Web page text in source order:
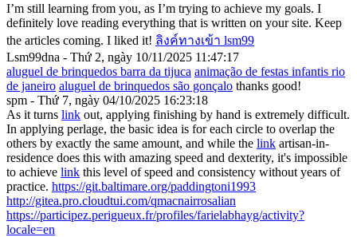
I’m still learning from you, as I’m trying to achieve my goals. I
definitely love reading everything that is written on your site. Keep
the articles coming. I liked it! ลิงค์ทางเข้า lsm99
Lsm99dna - Thứ 2, ngày 10/11/2025 11:47:17
aluguel de brinquedos barra da tijuca animação de festas infantis rio
de janeiro aluguel de brinquedos são gonçalo thanks good!
spm - Thứ 7, ngày 04/10/2025 16:23:18
As it turns link out, applying finishing by hand is extremely difficult.
In applying perlage, the basic idea is for each circle to overlap the
others by exactly the same amount, and while the link artisan-in-
residence does this with amazing speed and dexterity, it's impossible
to achieve link this level of speed and consistency without years of
practice. https://git.baltimare.org/paddingtoni1993
http://gitea.pro.cloudtui.com/qmacnairrosalian
https://participez.perigueux.fr/profiles/farielabhayg/activity?
locale=en